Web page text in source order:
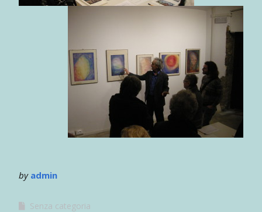
by admin
Senza categoria